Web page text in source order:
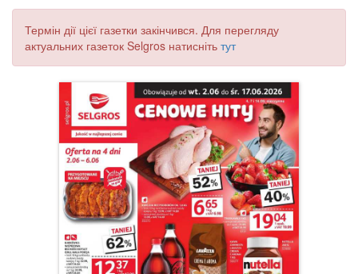
Термін дії цієї газетки закінчився. Для перегляду
актуальних газеток Selgros натисніть тут